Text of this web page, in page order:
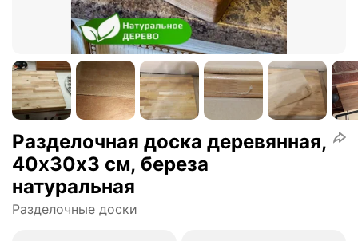
Разделочная доска деревянная,
40х30х3 см, береза
натуральная
Разделочные доски